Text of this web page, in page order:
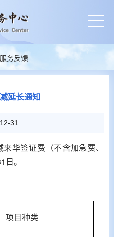
服务反馈
延长通知
31
华签证费（不含加急费、
。
项目种类